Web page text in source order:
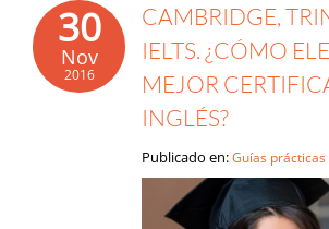
30
Nov
2016
CAMBRIDGE,
IELTS. ¿CÓMO
MEJOR
INGLÉS?
Publicado en:Guías